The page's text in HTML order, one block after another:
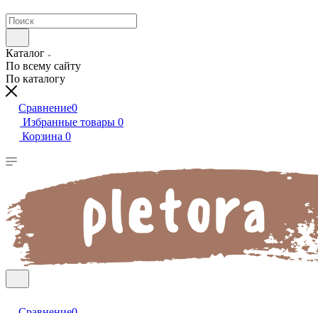
Каталог
По всему сайту
По каталогу
Сравнение0
Избранные товары 0
Корзина 0